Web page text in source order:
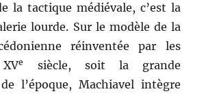
la tactique médiévale, c’est la
lourde. Sur le modèle de la
réinventée par les
e
siècle, soit la grande
l’époque, Machiavel intègre